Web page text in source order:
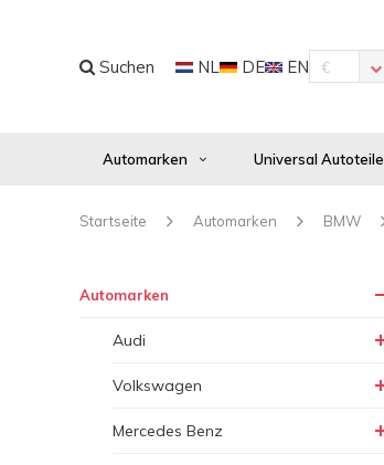
Suchen NL DE EN €
Automarken Universal Autoteile
Startseite Automarken BMW
Automarken
Audi
Volkswagen
Mercedes Benz